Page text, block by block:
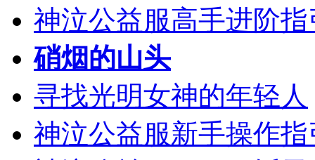
神泣公益服高手进阶
硝烟的山头
寻找光明女神的年轻人
神泣公益服新手操作